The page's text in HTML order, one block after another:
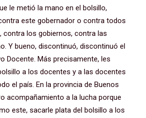
le metió la mano en el bolsillo,
este gobernador o contra todos
contra los gobiernos, contra las
Y bueno, discontinuó, discontinuó el
Docente. Más precisamente, les
a los docentes y a las docentes
el país. En la provincia de Buenos
acompañamiento a la lucha porque
este, sacarle plata del bolsillo a los